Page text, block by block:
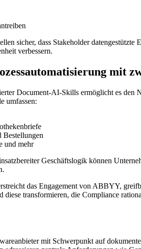
sicher, dass Stakeholder
verbessern.
mit
Document-AI-Skills ermöglicht es den
umfassen:
Bestellungen
und mehr
Geschäftslogik können
das Engagement von ABBYY,
diese transformieren, die Compliance
mit Schwerpunkt auf